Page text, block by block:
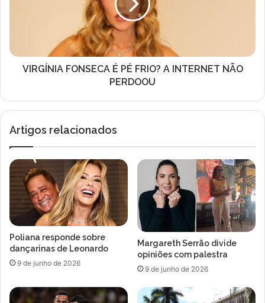
PERDOOU
VIRGÍNIA FONSECA É PÉ FRIO? A INTERNET NÃO
PERDOOU
Artigos relacionados
Poliana responde sobre
dançarinas de Leonardo
9 de junho de 2026
Margareth Serrão divide
opiniões com palestra
9 de junho de 2026